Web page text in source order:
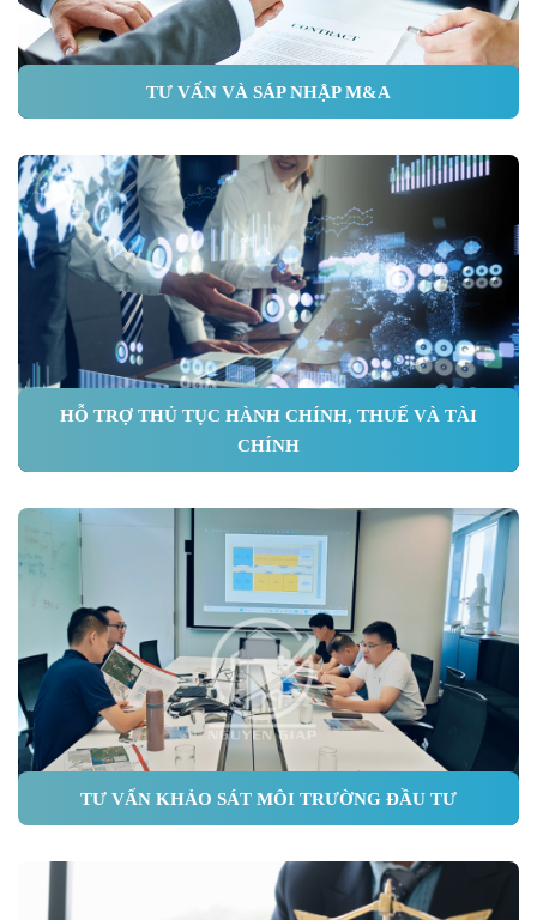
TƯ VẤN VÀ SÁP NHẬP M&A
HỖ TRỢ THỦ TỤC HÀNH CHÍNH, THUẾ VÀ TÀI
CHÍNH
TƯ VẤN KHẢO SÁT MÔI TRƯỜNG ĐẦU TƯ